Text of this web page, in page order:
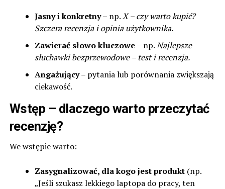
Jasny i konkretny– np.X – czy warto kupić?
Szczera recenzja i opinia użytkownika.
Zawierać słowo kluczowe– np.Najlepsze
słuchawki bezprzewodowe – test i recenzja.
Angażujący– pytania lub porównania zwiększają
ciekawość.
Wstęp – dlaczego warto przeczytać
recenzję?
We wstępie warto:
Zasygnalizować, dla kogo jest produkt(np.
„Jeśli szukasz lekkiego laptopa do pracy, ten